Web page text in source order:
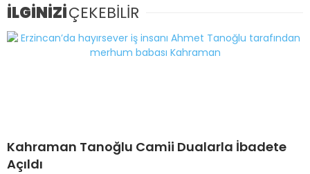
İLGİNİZİÇEKEBİLİR
Kahraman Tanoğlu Camii Dualarla İbadete
Açıldı